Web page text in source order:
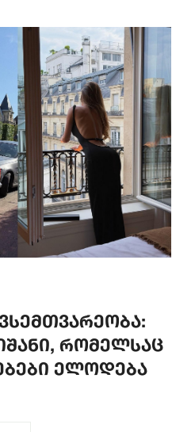
რომელსაც
ელოდება